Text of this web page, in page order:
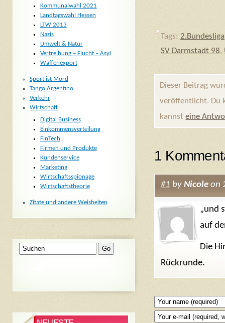
Tags: 2.Bundesliga
SV Darmstadt 98,
Dieser Beitrag
veröffentlicht. Du
kannsteine
1
#1 by Nicoleon
„und
auf
Die
Rückrunde.
Kommunalwahl 2021
Landtagswahl Hessen
LTW 2013
Nazis
Umwelt & Natur
Vertreibung – Flucht – Asyl
Waffenexport
Sport ist Mord
Tango Argentino
Verkehr
Wirtschaft
Digital Business
Einkommensverteilung
FinTech
Firmen und Produkte
Kundenservice
Marketing
Wirtschaftsspionage
Wirtschaftstheorie
Zitate und andere Weisheiten